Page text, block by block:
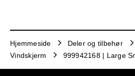
Hjemmeside Deler og tilbehør
Vindskjerm
999942168 | Large